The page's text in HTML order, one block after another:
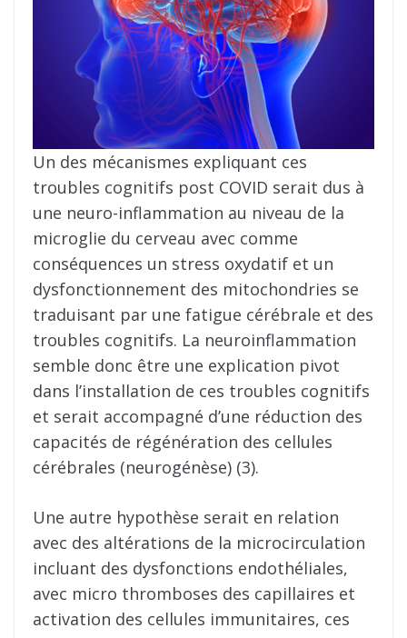
Un des mécanismes expliquant ces
troubles cognitifs post COVID serait dus à
une neuro-inflammation au niveau de la
microglie du cerveau avec comme
conséquences un stress oxydatif et un
dysfonctionnement des mitochondries se
traduisant par une fatigue cérébrale et des
troubles cognitifs. La neuroinflammation
semble donc être une explication pivot
dans l’installation de ces troubles cognitifs
et serait accompagné d’une réduction des
capacités de régénération des cellules
cérébrales (neurogénèse) (3).
Une autre hypothèse serait en relation
avec des altérations de la microcirculation
incluant des dysfonctions endothéliales,
avec micro thromboses des capillaires et
activation des cellules immunitaires, ces